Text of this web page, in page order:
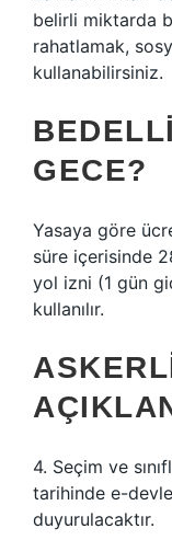
belirli miktarda
rahatlamak,
kullanabilirsiniz.
GECE?
Yasaya göre
süre içerisinde
yol izni (1 gün
kullanılır.
4. Seçim ve
tarihinde e-
duyurulacaktır.